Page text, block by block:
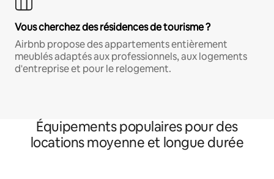
Vous cherchez des résidences de tourisme ?
Airbnb propose des appartements entièrement
meublés adaptés aux professionnels, aux logements
d'entreprise et pour le relogement.
Équipements populaires pour des
locations moyenne et longue durée